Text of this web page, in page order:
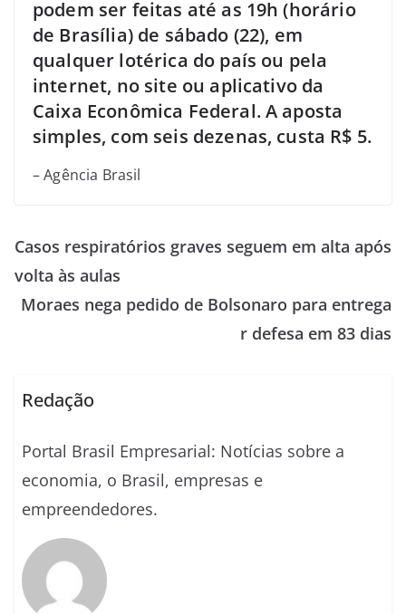
podem ser feitas até as 19h (horário
de Brasília) de sábado (22), em
qualquer lotérica do país ou pela
internet, no site ou aplicativo da
Caixa Econômica Federal. A aposta
simples, com seis dezenas, custa R$ 5.
– Agência Brasil
Casos respiratórios graves seguem em alta após
volta às aulas
Moraes nega pedido de Bolsonaro para entrega
r defesa em 83 dias
Redação
Portal Brasil Empresarial: Notícias sobre a
economia, o Brasil, empresas e
empreendedores.